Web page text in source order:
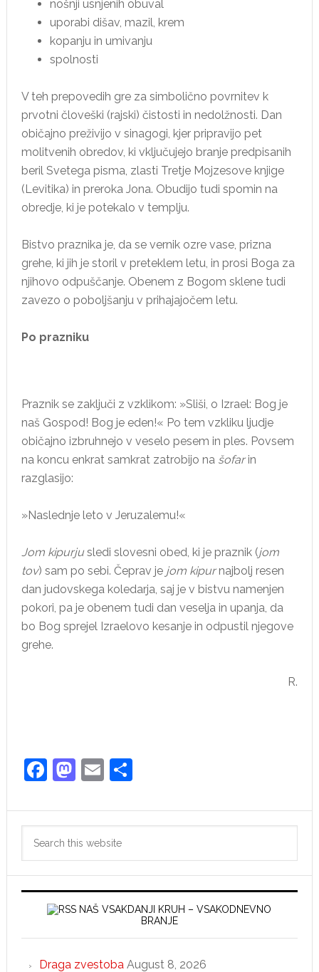
nošnji usnjenih obuval
uporabi dišav, mazil, krem
kopanju in umivanju
spolnosti
V teh prepovedih gre za simbolično povrnitev k
prvotni človeški (rajski) čistosti in nedolžnosti. Dan
običajno preživijo v sinagogi, kjer pripravijo pet
molitvenih obredov, ki vključujejo branje predpisanih
beril Svetega pisma, zlasti Tretje Mojzesove knjige
(Levitika) in preroka Jona. Obudijo tudi spomin na
obredje, ki je potekalo v templju.
Bistvo praznika je, da se vernik ozre vase, prizna
grehe, ki jih je storil v preteklem letu, in prosi Boga za
njihovo odpuščanje. Obenem z Bogom sklene tudi
zavezo o poboljšanju v prihajajočem letu.
Po prazniku
Praznik se zaključi z vzklikom: »Sliši, o Izrael: Bog je
naš Gospod! Bog je eden!« Po tem vzkliku ljudje
običajno izbruhnejo v veselo pesem in ples. Povsem
na koncu enkrat samkrat zatrobijo na šofarin
razglasijo:
»Naslednje leto v Jeruzalemu!«
Jom kipurjusledi slovesni obed, ki je praznik (jom
tov) sam po sebi. Čeprav je jom kipurnajbolj resen
dan judovskega koledarja, saj je v bistvu namenjen
pokori, pa je obenem tudi dan veselja in upanja, da
bo Bog sprejel Izraelovo kesanje in odpustil njegove
grehe.
R.
Facebook
Mastodon
EmailShare
Primary
Sidebar
NAŠ VSAKDANJI KRUH – VSAKODNEVNO
BRANJE
Draga zvestoba August 8, 2026